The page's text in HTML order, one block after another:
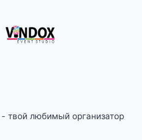
твой любимый организатор